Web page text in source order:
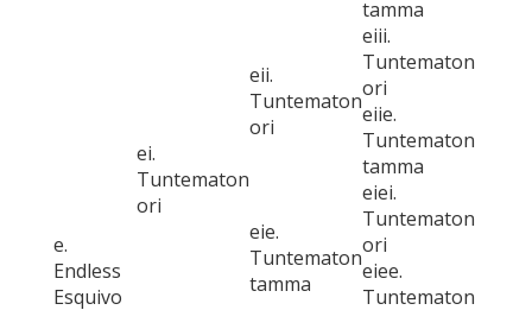
tamma
e.
Endless
Esquivo
ei.
Tuntematon
ori
eii.
Tuntematon
ori
eiii.
Tuntematon
ori
eiie.
Tuntematon
tamma
eie.
Tuntematon
tamma
eiei.
Tuntematon
ori
eiee.
Tuntematon